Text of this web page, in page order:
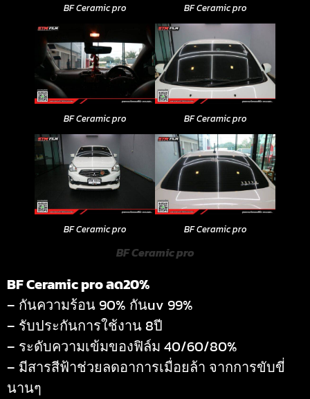
BF Ceramic pro BF Ceramic pro
BF Ceramic pro BF Ceramic pro
BF Ceramic pro BF Ceramic pro
BF Ceramic pro
BF Ceramic pro ลด20%
– กันความร้อน 90% กันuv 99%
– รับประกันการใช้งาน 8ปี
– ระดับความเข้มของฟิล์ม 40/60/80%
– มีสารสีฟ้าช่วยลดอาการเมื่อยล้า จากการขับขี่
นานๆ